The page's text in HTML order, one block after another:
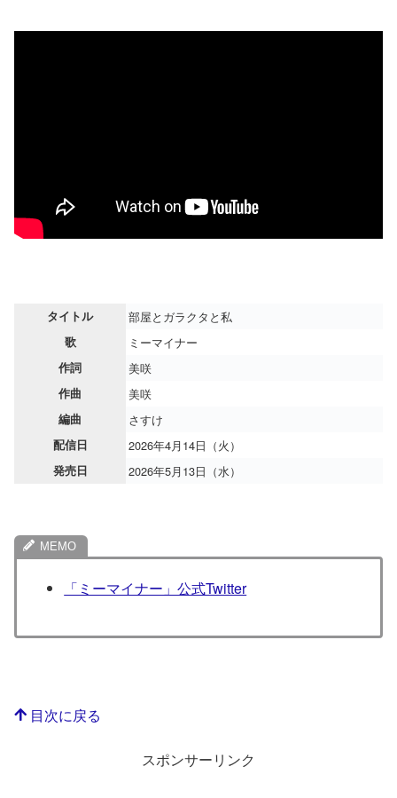
タイトル 部屋とガラクタと私
歌 ミーマイナー
作詞 美咲
作曲 美咲
編曲 さすけ
配信日 2026年4月14日（火）
発売日 2026年5月13日（水）
「ミーマイナー」公式Twitter
目次に戻る
スポンサーリンク